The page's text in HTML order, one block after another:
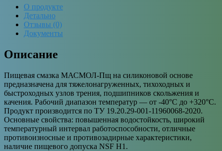
О продукте
Детально
Отзывы (0)
Документы
Описание
Пищевая смазка МАСМОЛ-Пщ на силиконовой основе
предназначена для тяжелонагруженных, тихоходных и
быстроходных узлов трения, подшипников скольжения и
качения. Рабочий диапазон температур — от -40°C до +320°C.
Продукт производится по ТУ 19.20.29-001-11960068-2020.
Основные свойства: повышенная водостойкость, широкий
температурный интервал работоспособности, отличные
противоизносные и противозадирные характеристики,
наличие пищевого допуска NSF H1.